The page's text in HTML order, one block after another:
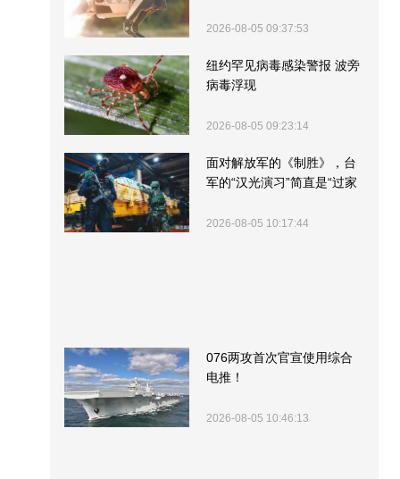
2026-08-05 09:37:53
纽约罕见病毒感染警报 波旁
病毒浮现
2026-08-05 09:23:14
面对解放军的《制胜》，台
军的“汉光演习”简直是“过家
2026-08-05 10:17:44
076两攻首次官宣使用综合
电推！
2026-08-05 10:46:13